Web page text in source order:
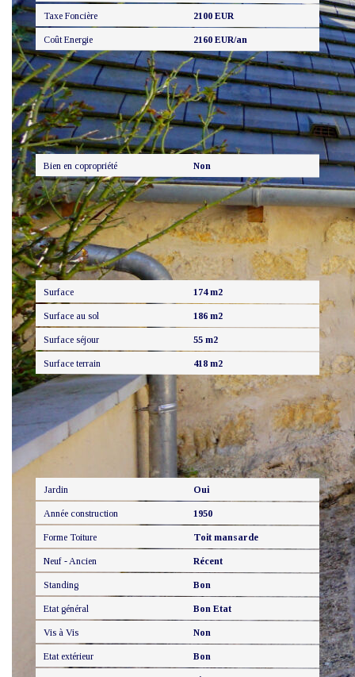
Taxe Foncière 2100 EUR
Coût Energie 2160 EUR/an
Copropriété
Bien en copropriété Non
Surfaces
Surface 174 m2
Surface au sol 186 m2
Surface séjour 55 m2
Surface terrain 418 m2
Extérieur
Jardin Oui
Année construction 1950
Forme Toiture Toit mansarde
Neuf - Ancien Récent
Standing Bon
Etat général Bon Etat
Vis à Vis Non
Etat extérieur Bon